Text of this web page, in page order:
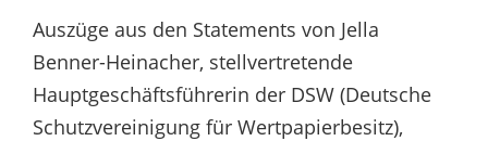
Auszüge aus den Statements von Jella
Benner-Heinacher, stellvertretende
Hauptgeschäftsführerin der DSW (Deutsche
Schutzvereinigung für Wertpapierbesitz),